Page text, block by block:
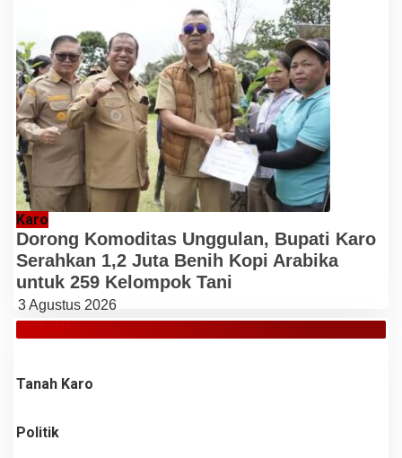
Karo
Dorong Komoditas Unggulan, Bupati Karo
Serahkan 1,2 Juta Benih Kopi Arabika
untuk 259 Kelompok Tani
3 Agustus 2026
JELAJAH
Tanah Karo
Politik